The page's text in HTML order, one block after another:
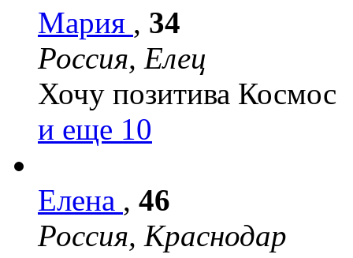
Мария , 34
Россия, Елец
Хочу позитива Космос
и еще 10
Елена , 46
Россия, Краснодар